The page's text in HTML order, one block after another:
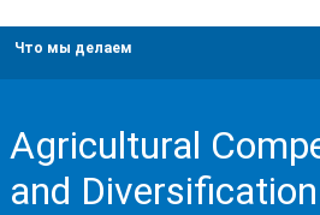
Что мы делаем
Agricultural
and